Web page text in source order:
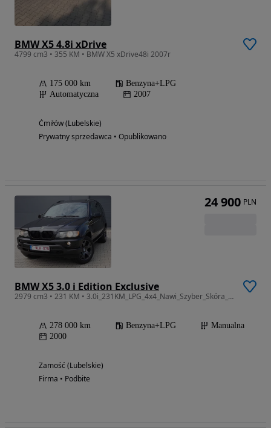
BMW X5 4.8i xDrive
4799 cm3 • 355 KM • BMW X5 xDrive48i 2007r
175 000 km
Benzyna+LPG
Automatyczna
2007
Ćmiłów (Lubelskie)
Prywatny sprzedawca • Opublikowano
BMW X5 3.0 i Edition Exclusive
2979 cm3 • 231 KM • 3.0i_231KM_LPG_4x4_Nawi_Szyber_Skóra_Alu_Manual_Ładna_Opłacona!!!
278 000 km Benzyna+LPG
Manualna
2000
Zamość (Lubelskie)
Firma • Podbite
24 900 PLN